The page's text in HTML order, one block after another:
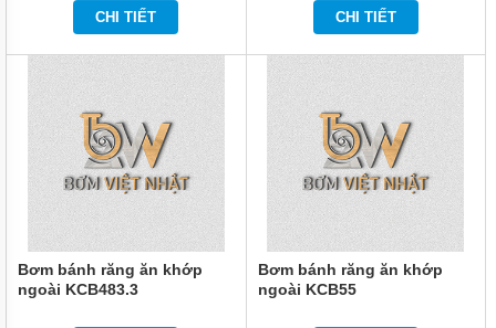
CHI TIẾT CHI TIẾT
Bơm bánh răng ăn khớp
ngoài KCB483.3
Bơm bánh răng ăn khớp
ngoài KCB55